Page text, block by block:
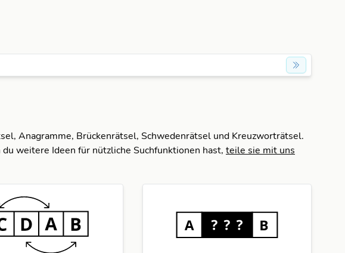
Anagramme, Brückenrätsel, Schwedenrätsel und Kreuzworträtsel.
weitere Ideen für nützliche Suchfunktionen hast, teile sie mit uns